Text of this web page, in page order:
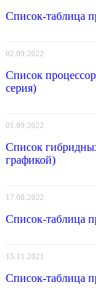
Список-таблица
02.09.2022
Список
серия)
01.09.2022
Список
графикой)
17.08.2022
Список-таблица
15.11.2021
Список-таблица